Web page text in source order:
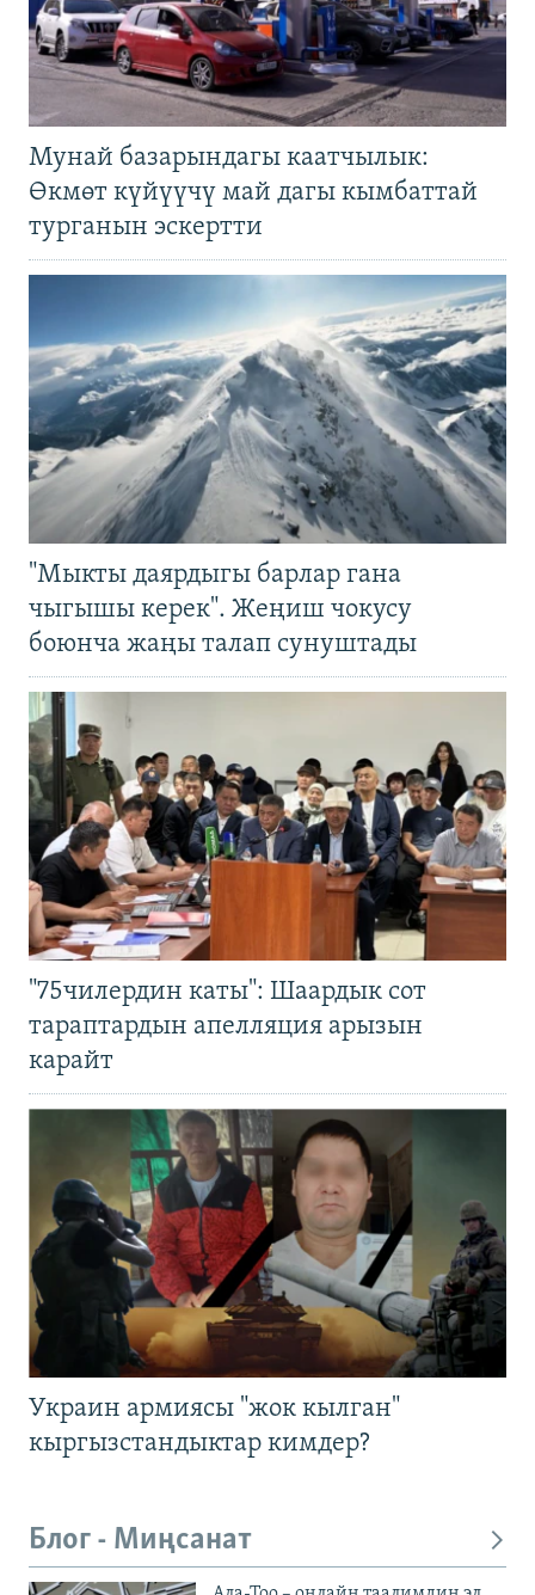
Мунай базарындагы каатчылык:
Өкмөт күйүүчү май дагы кымбаттай
турганын эскертти
"Мыкты даярдыгы барлар гана
чыгышы керек". Жеңиш чокусу
боюнча жаңы талап сунуштады
"75чилердин каты": Шаардык сот
тараптардын апелляция арызын
карайт
Украин армиясы "жок кылган"
кыргызстандыктар кимдер?
Блог - Миңсанат